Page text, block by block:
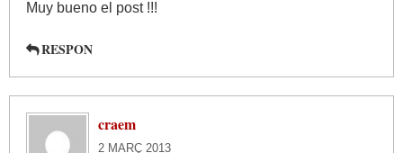
Muy bueno el post !!!
RESPON
craem
2 MARÇ 2013